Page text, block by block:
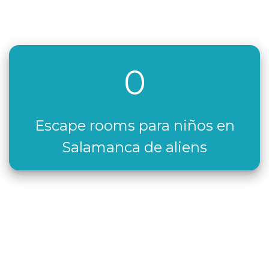
0
Escape rooms para niños en
Salamanca de aliens